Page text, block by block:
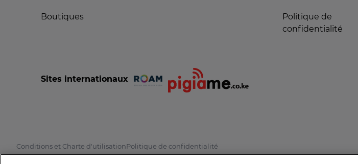
Boutiques
Politique de
confidentialité
Sites internationaux
Conditions et Charte d'utilisationPolitique de confidentialité